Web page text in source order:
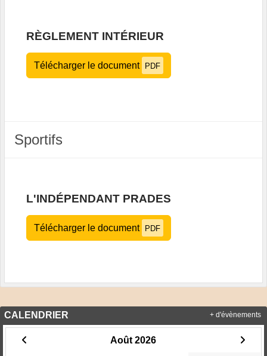
RÈGLEMENT INTÉRIEUR
Télécharger le document PDF
Sportifs
L'INDÉPENDANT PRADES
Télécharger le document PDF
CALENDRIER
Août 2026
+ d'évènements